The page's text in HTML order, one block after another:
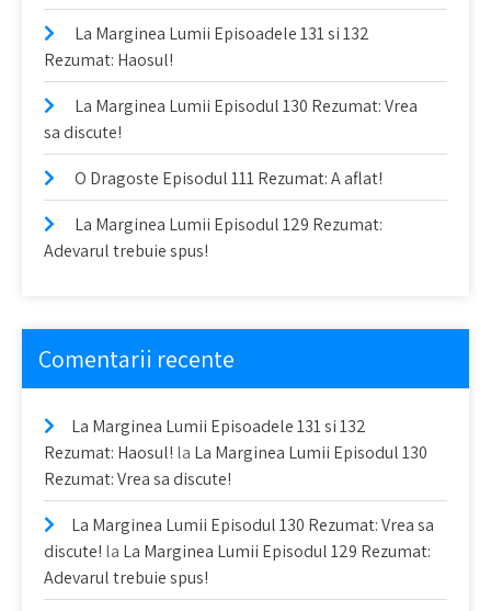
La Marginea Lumii Episoadele 131 si 132
Rezumat: Haosul!
La Marginea Lumii Episodul 130 Rezumat: Vrea
sa discute!
O Dragoste Episodul 111 Rezumat: A aflat!
La Marginea Lumii Episodul 129 Rezumat:
Adevarul trebuie spus!
Comentarii recente
La Marginea Lumii Episoadele 131 si 132
Rezumat: Haosul! la La Marginea Lumii Episodul 130
Rezumat: Vrea sa discute!
La Marginea Lumii Episodul 130 Rezumat: Vrea sa
discute! la La Marginea Lumii Episodul 129 Rezumat:
Adevarul trebuie spus!